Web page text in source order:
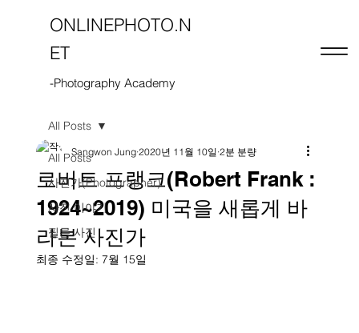
ONLINEPHOTO.N
ET
-Photography Academy
All Posts
사진가(Photographer)
사진 이야기
필름 사진
All Posts
로버트 프랭크(Robert Frank :
1924~2019) 미국을 새롭게 바
라본 사진가
Sangwon Jung 2020년 11월 10일 2분 분량
최종 수정일: 7월 15일